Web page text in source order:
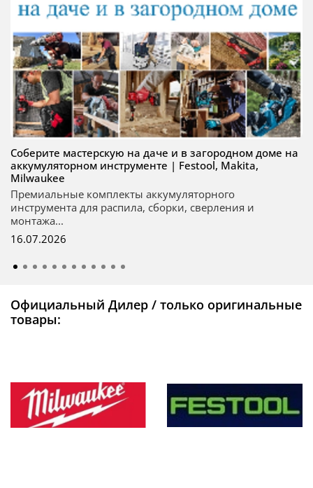
Соберите мастерскую на даче и в загородном доме на
аккумуляторном инструменте | Festool, Makita,
Milwaukee
Премиальные комплекты аккумуляторного
инструмента для распила, сборки, сверления и
монтажа...
16.07.2026
Официальный Дилер / только оригинальные
товары: